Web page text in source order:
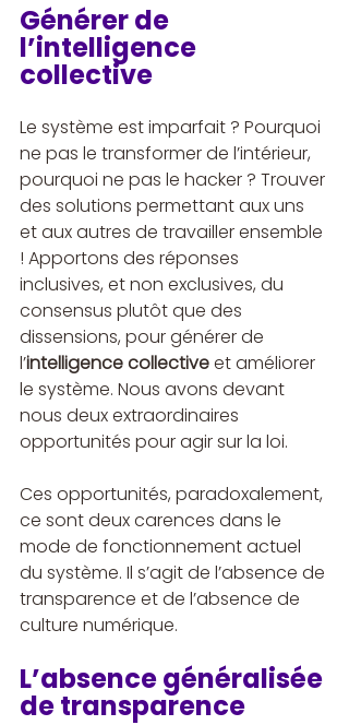
Générer de
l’intelligence
collective
Le système est imparfait ? Pourquoi
ne pas le transformer de l’intérieur,
pourquoi ne pas le hacker ? Trouver
des solutions permettant aux uns
et aux autres de travailler ensemble
! Apportons des réponses
inclusives, et non exclusives, du
consensus plutôt que des
dissensions, pour générer de
l’intelligence collective et améliorer
le système. Nous avons devant
nous deux extraordinaires
opportunités pour agir sur la loi.
Ces opportunités, paradoxalement,
ce sont deux carences dans le
mode de fonctionnement actuel
du système. Il s’agit de l’absence de
transparence et de l’absence de
culture numérique.
L’absence généralisée
de transparence